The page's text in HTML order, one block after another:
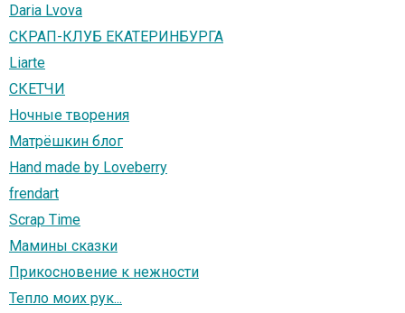
Daria Lvova
СКРАП-КЛУБ ЕКАТЕРИНБУРГА
Liarte
СКЕТЧИ
Ночные творения
Матрёшкин блог
Hand made by Loveberry
frendart
Scrap Тime
Мамины сказки
Прикосновение к нежности
Тепло моих рук...